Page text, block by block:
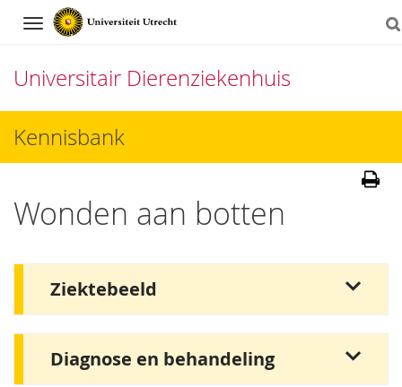
Navigation
Universitair Dierenziekenhuis
Direct
inhoud
Kennisbank
Wonden aan botten
Ziektebeeld
Diagnose en behandeling